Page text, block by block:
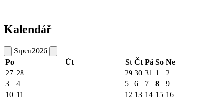
Kalendář
Srpen2026
Po
Út St Čt Pá So Ne
27 28 29 30 31 1
2
3
4 5 6 7 8
9
10 11 12 13 14 15 16